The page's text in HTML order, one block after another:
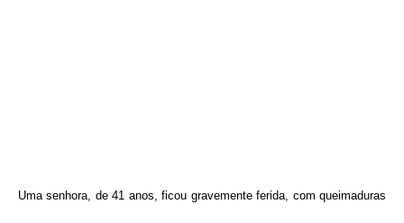
Uma senhora, de 41 anos, ficou gravemente ferida, com queimaduras